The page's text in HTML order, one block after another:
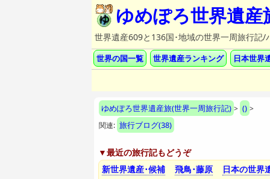
ゆめぽろ世界遺産
世界遺産609と136国･地域の世界一周旅行記
世界の国一覧 世界遺産ランキング 日本世界
ゆめぽろ世界遺産旅(世界一周旅行記) > () >
関連: 旅行ブログ(38)
▼最近の旅行記もどうぞ
新世界遺産･候補
飛鳥･藤原 日本の世界